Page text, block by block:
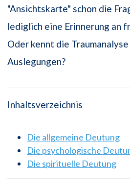
"Ansichtskarte" schon die
lediglich eine Erinnerung an
Oder kennt die
Auslegungen?
Inhaltsverzeichnis
Die allgemeine Deutung
Die psychologische
Die spirituelle Deutung